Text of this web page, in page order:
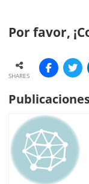
Por favor,
SHARES